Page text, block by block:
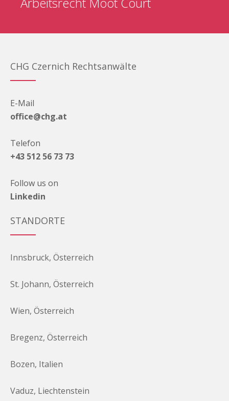
CHG Czernich Rechtsanwälte
E-Mail
office@chg.at
Telefon
+43 512 56 73 73
Follow us on
Linkedin
STANDORTE
Innsbruck, Österreich
St. Johann, Österreich
Wien, Österreich
Bregenz, Österreich
Bozen, Italien
Vaduz, Liechtenstein